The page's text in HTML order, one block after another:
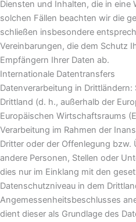
Diensten und Inhalten, die in eine
solchen Fällen beachten wir die
schließen insbesondere
Vereinbarungen, die dem Schutz
Empfängern Ihrer Daten ab.
Internationale Datentransfers
Datenverarbeitung in
Drittland (d. h., außerhalb der
Europäischen Wirtschaftsraums
Verarbeitung im Rahmen der
Dritter oder der Offenlegung bzw.
andere Personen, Stellen oder
dies nur im Einklang mit den
Datenschutzniveau in dem
Angemessenheitsbeschlusses
dient dieser als Grundlage des